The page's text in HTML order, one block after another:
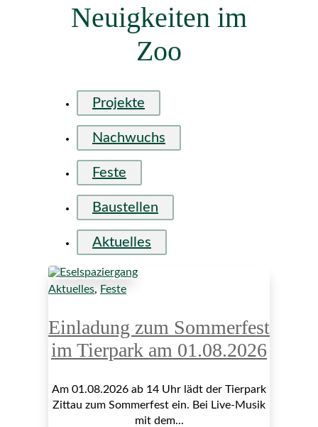
Neuigkeiten im
Zoo
Projekte
Nachwuchs
Feste
Baustellen
Aktuelles
Aktuelles, Feste
Einladung zum Sommerfest
im Tierpark am 01.08.2026
Am 01.08.2026 ab 14 Uhr lädt der Tierpark
Zittau zum Sommerfest ein. Bei Live-Musik
mit dem...